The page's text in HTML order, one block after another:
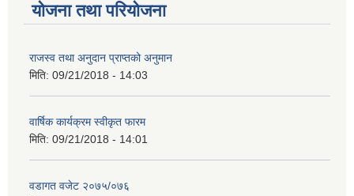
योजना तथा परियोजना
राजस्व तथा अनुदान प्राप्तको अनुमान
मिति: 09/21/2018 - 14:03
वार्षिक कार्यक्रम स्वीकृत फारम
मिति: 09/21/2018 - 14:01
वडागत वजेट २०७५/०७६